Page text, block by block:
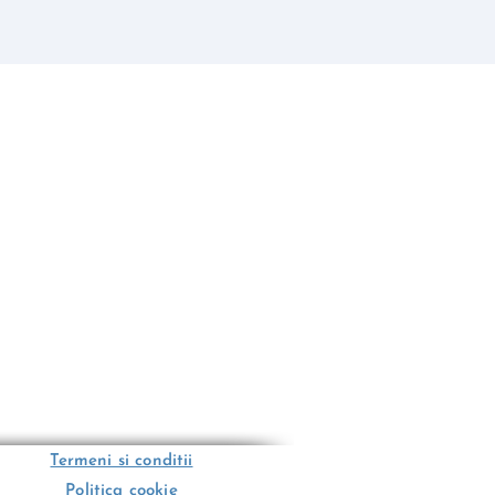
Termeni si conditii
Politica cookie